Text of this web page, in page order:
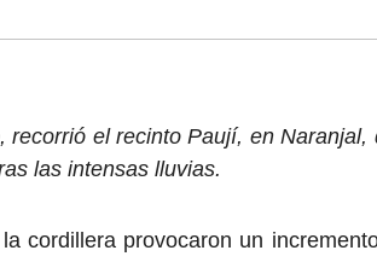
el recinto Paují, en
las intensas lluvias.
cordillera provocaron un